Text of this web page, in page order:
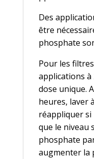
Des
être
phosphate
Pour les
applications
dose unique.
heures, laver
réappliquer si
que le niveau
phosphate
augmenter la